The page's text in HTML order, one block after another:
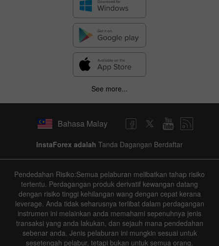
See more...
Bahasa Malay
InstaForex adalah Tanda Dagangan Berdaftar
Pendedahan Risiko:Semua pelaburan melibatkan tahap risiko
tertentu. Perdagangan produk derivatif kewangan datang
dengan risiko tinggi kehilangan wang dengan cepat kerana
leverage. Anda tidak seharusnya terlibat dalam perdagangan
instrumen ini melainkan anda memahami sepenuhnya jenis
transaksi yang anda lakukan, dan sejauh mana pendedahan
sebenar anda. Jenis pelaburan ini mungkin sesuai untuk
sesetengah pelabur, tetapi bukan untuk semua orang.